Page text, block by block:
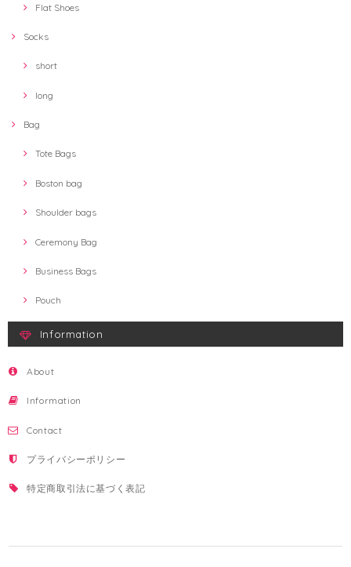
Flat Shoes
Socks
short
long
Bag
Tote Bags
Boston bag
Shoulder bags
Ceremony Bag
Business Bags
Pouch
Information
About
Information
Contact
プライバシーポリシー
特定商取引法に基づく表記